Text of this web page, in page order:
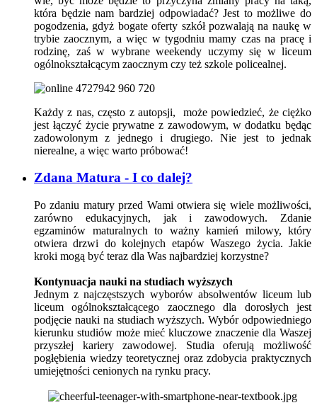
która będzie nam bardziej odpowiadać? Jest to możliwe do
pogodzenia, gdyż bogate oferty szkół pozwalają na naukę w
trybie zaocznym, a więc w tygodniu mamy czas na pracę i
rodzinę, zaś w wybrane weekendy uczymy się w liceum
ogólnokształcącym zaocznym czy też szkole policealnej.
Każdy z nas, często z autopsji, może powiedzieć, że ciężko
jest łączyć życie prywatne z zawodowym, w dodatku będąc
zadowolonym z jednego i drugiego. Nie jest to jednak
nierealne, a więc warto próbować!
Zdana Matura - I co dalej?
Po zdaniu matury przed Wami otwiera się wiele możliwości,
zarówno edukacyjnych, jak i zawodowych. Zdanie
egzaminów maturalnych to ważny kamień milowy, który
otwiera drzwi do kolejnych etapów Waszego życia. Jakie
kroki mogą być teraz dla Was najbardziej korzystne?
Kontynuacja nauki na studiach wyższych
Jednym z najczęstszych wyborów absolwentów liceum lub
liceum ogólnokształcącego zaocznego dla dorosłych jest
podjęcie nauki na studiach wyższych. Wybór odpowiedniego
kierunku studiów może mieć kluczowe znaczenie dla Waszej
przyszłej kariery zawodowej. Studia oferują możliwość
pogłębienia wiedzy teoretycznej oraz zdobycia praktycznych
umiejętności cenionych na rynku pracy.